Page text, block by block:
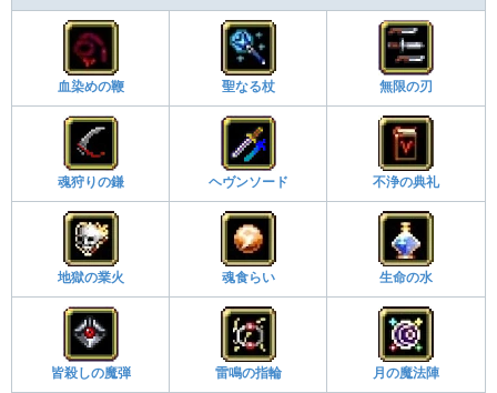
血染めの鞭 聖なる杖 無限の刃
魂狩りの鎌 ヘヴンソード 不浄の典礼
地獄の業火 魂食らい 生命の水
皆殺しの魔弾 雷鳴の指輪 月の魔法陣